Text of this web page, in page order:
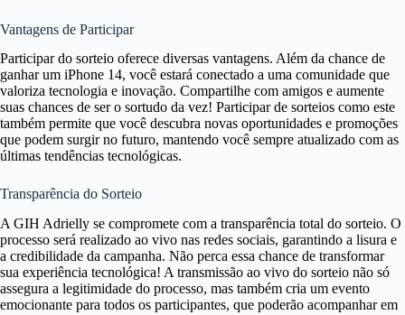
Vantagens de Participar
Participar do sorteio oferece diversas vantagens. Além da chance de
ganhar um iPhone 14, você estará conectado a uma comunidade que
valoriza tecnologia e inovação. Compartilhe com amigos e aumente
suas chances de ser o sortudo da vez! Participar de sorteios como este
também permite que você descubra novas oportunidades e promoções
que podem surgir no futuro, mantendo você sempre atualizado com as
últimas tendências tecnológicas.
Transparência do Sorteio
A GIH Adrielly se compromete com a transparência total do sorteio. O
processo será realizado ao vivo nas redes sociais, garantindo a lisura e
a credibilidade da campanha. Não perca essa chance de transformar
sua experiência tecnológica! A transmissão ao vivo do sorteio não só
assegura a legitimidade do processo, mas também cria um evento
emocionante para todos os participantes, que poderão acompanhar em